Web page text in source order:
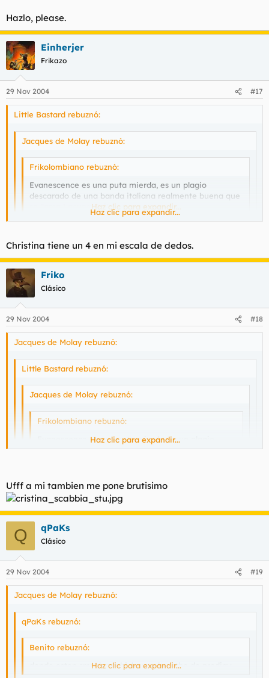
Hazlo, please.
Einherjer
Frikazo
29 Nov 2004 #17
Little Bastard rebuznó:
Jacques de Molay rebuznó:
Frikolombiano rebuznó:
Evanescence es una puta mierda, es un plagio
descarado de una banda italiana realmente buena que
se llama Lacuna Coil.Haz clic para expandir...
Lacuna Coil...o Cristina Scabbia?? :D
Haz clic para expandir...
Christina tiene un 4 en mi escala de dedos.
Friko
Clásico
29 Nov 2004 #18
Jacques de Molay rebuznó:
Little Bastard rebuznó:
Jacques de Molay rebuznó:
Frikolombiano rebuznó:
Evanescence es una puta mierda, es un plagio
descarado de una banda italiana realmente buena
Lacuna Coil son cojonudos.Haz clic para expandir...
Lacuna Coil...o Cristina Scabbia?? :D
Jejejejejejeje.
Me has pillado.
Haz clic para expandir...
Ufff a mi tambien me pone brutisimo
Q qPaKs
Clásico
29 Nov 2004 #19
Jacques de Molay rebuznó:
qPaKs rebuznó:
Benito rebuznó:
donde esten smack ma bich up o breathe de prodigy.
Haz clic para expandir...